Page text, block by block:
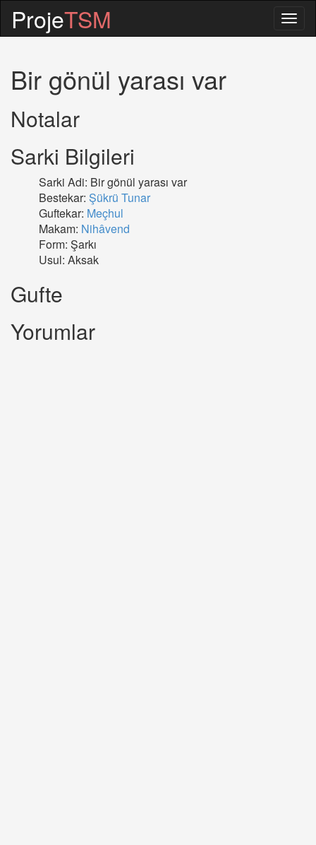
ProjeTSM
Bir gönül yarası var
Notalar
Sarki Bilgileri
Sarki Adi: Bir gönül yarası var
Bestekar: Şükrü Tunar
Guftekar: Meçhul
Makam: Nihâvend
Form: Şarkı
Usul: Aksak
Gufte
Yorumlar